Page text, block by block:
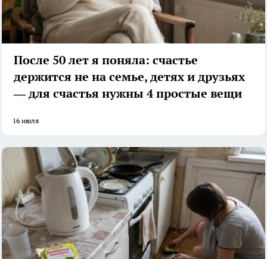
После 50 лет я поняла: счастье
держится не на семье, детях и друзьях
— для счастья нужны 4 простые вещи
16 июля